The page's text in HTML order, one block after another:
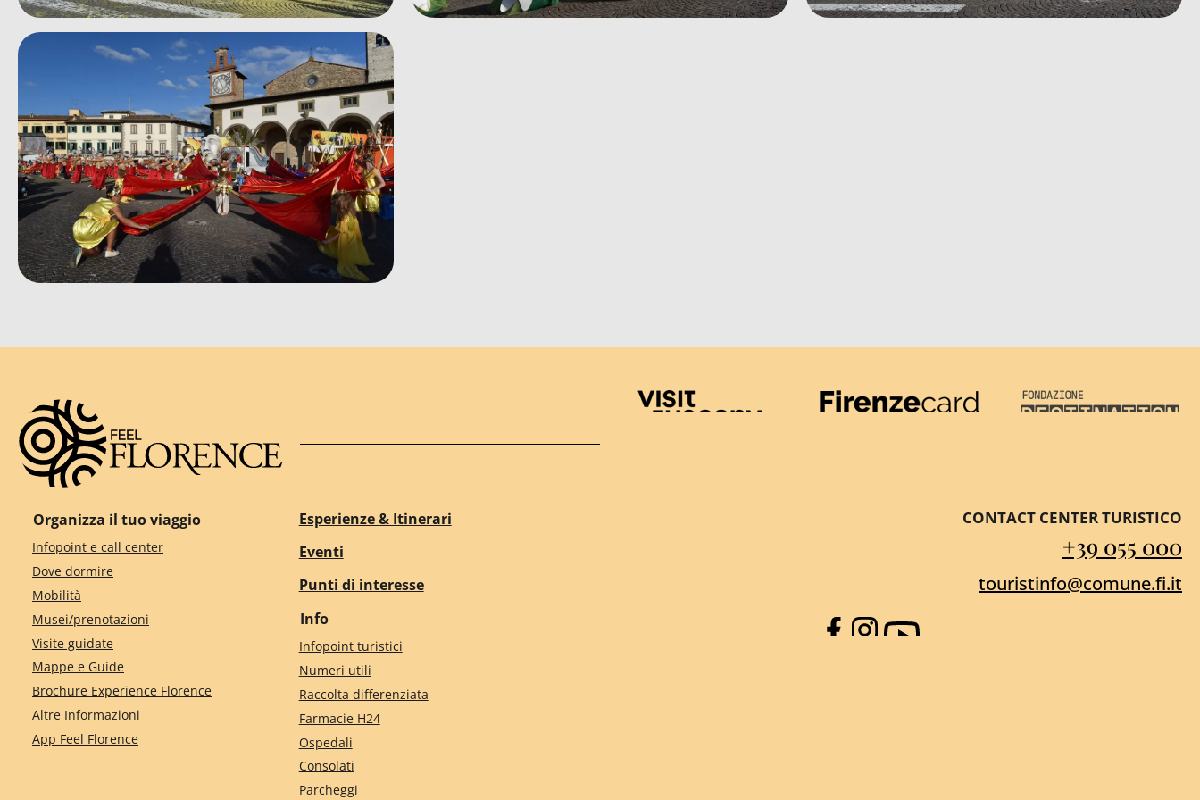
Visit Tuscany Firenze Card Destination
Organizza il tuo viaggio
Infopoint e call center
Dove dormire
Mobilità
Musei/prenotazioni
Visite guidate
Mappe e Guide
Brochure Experience Florence
Altre Informazioni
App Feel Florence
Esperienze & Itinerari
Eventi
Punti di interesse
Info
Infopoint turistici
Numeri utili
Raccolta differenziata
Farmacie H24
Ospedali
Consolati
Parcheggi
CONTACT CENTER TURISTICO
+39 055 000
touristinfo@comune.fi.it
Facebook
Instagram
YouTube